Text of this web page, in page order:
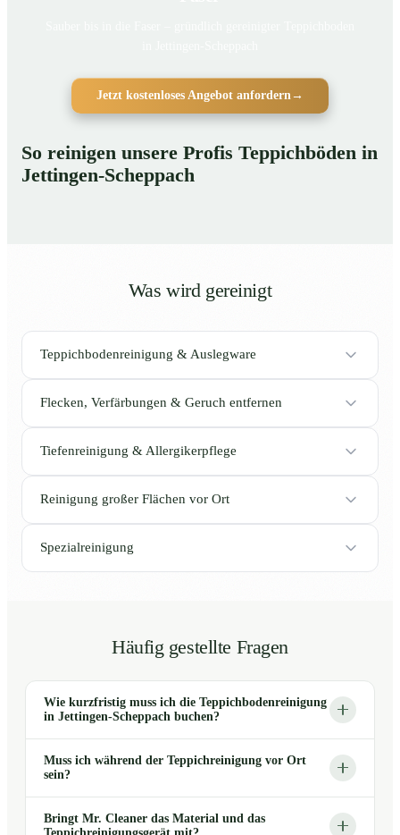
Jetzt kostenloses Angebot anfordern →
So reinigen unsere Profis Teppichböden in
Jettingen-Scheppach
Was wird gereinigt
Teppichbodenreinigung & Auslegware
Flecken, Verfärbungen & Geruch entfernen
Tiefenreinigung & Allergikerpflege
Reinigung großer Flächen vor Ort
Spezialreinigung
Häufig gestellte Fragen
Wie kurzfristig muss ich die Teppichbodenreinigung
in Jettingen-Scheppach buchen?
Muss ich während der Teppichreinigung vor Ort
sein?
Bringt Mr. Cleaner das Material und das